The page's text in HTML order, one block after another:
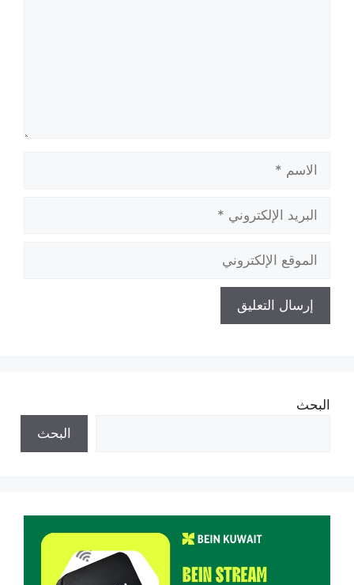
الإلكتروني
الإلكتروني
البحث
البحث